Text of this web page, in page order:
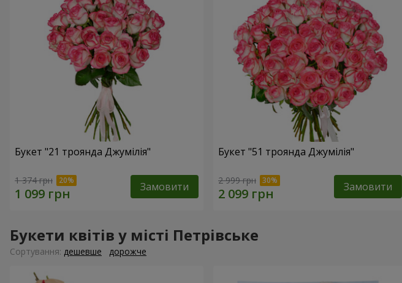
Букет "21 троянда Джумілія"
1 374 грн Замовити
Букет "51 троянда Джумілія"
2 999 грн Замовити
Букети квітів у місті Петрівське
Сортування: дешевше дорожче